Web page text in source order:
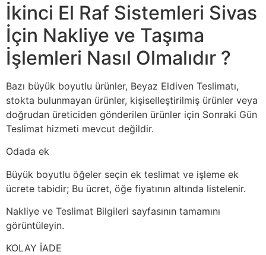
İkinci El Raf Sistemleri Sivas
İçin Nakliye ve Taşıma
İşlemleri Nasıl Olmalıdır ?
Bazı büyük boyutlu ürünler, Beyaz Eldiven Teslimatı,
stokta bulunmayan ürünler, kişiselleştirilmiş ürünler veya
doğrudan üreticiden gönderilen ürünler için Sonraki Gün
Teslimat hizmeti mevcut değildir.
Odada ek
Büyük boyutlu öğeler seçin ek teslimat ve işleme ek
ücrete tabidir; Bu ücret, öğe fiyatının altında listelenir.
Nakliye ve Teslimat Bilgileri sayfasının tamamını
görüntüleyin.
KOLAY İADE